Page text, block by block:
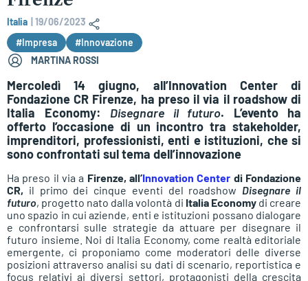
Italia
19/06/2023
#Impresa
#Innovazione
MARTINA ROSSI
Mercoledì 14 giugno, all’Innovation Center di
Fondazione CR Firenze, ha preso il via il roadshow di
Italia Economy: Disegnare il futuro. L’evento ha
offerto l’occasione di un incontro tra stakeholder,
imprenditori, professionisti, enti e istituzioni, che si
sono confrontati sul tema dell’innovazione
Ha preso il via a Firenze, all’Innovation Center di Fondazione
CR, il primo dei cinque eventi del roadshow Disegnare il
futuro, progetto nato dalla volontà di Italia Economydi creare
uno spazio in cui aziende, enti e istituzioni possano dialogare
e confrontarsi sulle strategie da attuare per disegnare il
futuro insieme. Noi di Italia Economy, come realtà editoriale
emergente, ci proponiamo come moderatori delle diverse
posizioni attraverso analisi su dati di scenario, reportistica e
focus relativi ai diversi settori, protagonisti della crescita